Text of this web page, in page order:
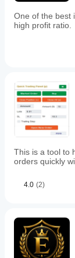
One of the best
high profit ratio.
This is a tool to
orders quickly
4.0 (2)